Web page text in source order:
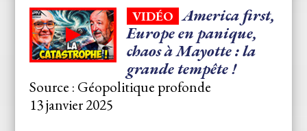
VIDÉO America first,
Europe en panique,
chaos à Mayotte : la
grande tempête !
Source : Géopolitique profonde
13 janvier 2025